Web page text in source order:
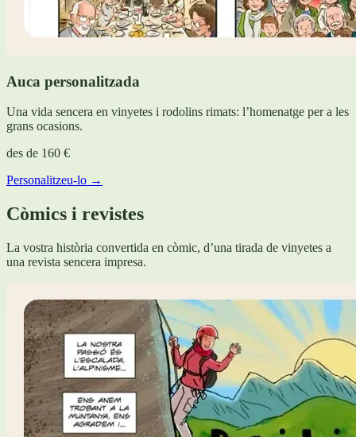
Auca personalitzada
Una vida sencera en vinyetes i rodolins rimats: l’homenatge per a les
grans ocasions.
des de 160 €
Personalitzeu-lo →
Còmics i revistes
La vostra història convertida en còmic, d’una tirada de vinyetes a
una revista sencera impresa.